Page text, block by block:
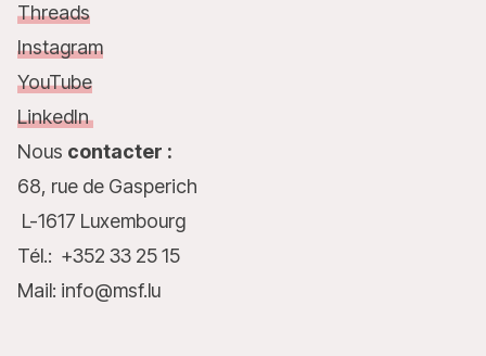
Threads
Instagram
YouTube
LinkedIn
Nous contacter :
68, rue de Gasperich
L-1617 Luxembourg
Tél.: +352 33 25 15
Mail: info@msf.lu